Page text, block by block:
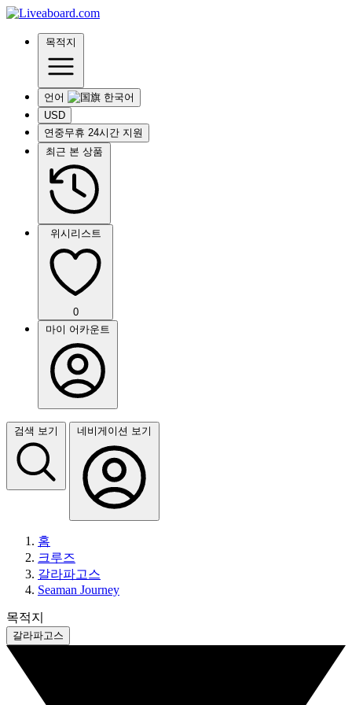
목적지
언어
USD
연중무휴 24시간 지원
최근 본 상품
위시리스트
0
마이 어카운트
검색 보기 네비게이션 보기
홈
크루즈
갈라파고스
Seaman Journey
목적지
갈라파고스